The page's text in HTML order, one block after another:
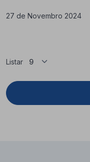
27 de Novembro 2024
Listar